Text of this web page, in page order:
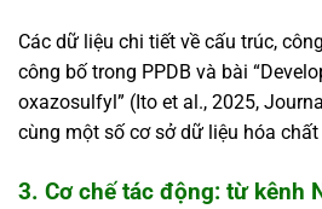
Các dữ liệu chi tiết về cấu trúc,
công bố trong PPDB và bài
oxazosulfyl” (Ito et al., 2025,
cùng một số cơ sở dữ liệu hóa
3. Cơ chế tác động: từ kênh